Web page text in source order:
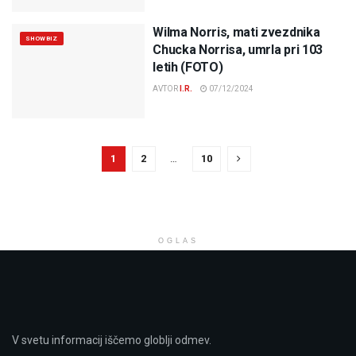
SHOWBIZ
Wilma Norris, mati zvezdnika
Chucka Norrisa, umrla pri 103
letih (FOTO)
AVTOR I.R. 07/12/2024
1 2 … 10
OGLAS
V svetu informacij iščemo globlji odmev.